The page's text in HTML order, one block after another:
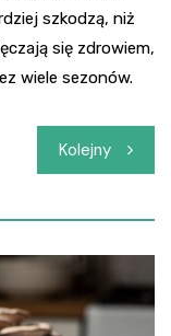
szkodzą, niż
się zdrowiem,
wiele sezonów.
Kolejny